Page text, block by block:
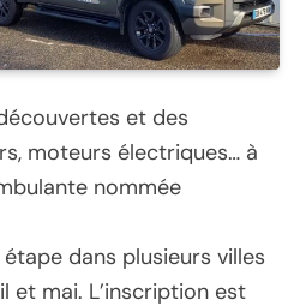
et des
moteurs électriques… à
nommée
dans plusieurs villes
et mai. L’inscription est